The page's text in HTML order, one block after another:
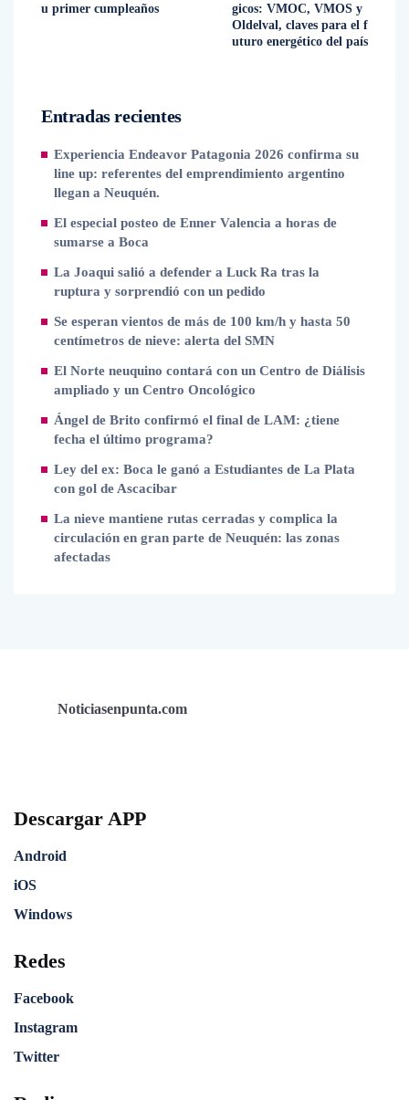
u primer cumpleaños
gicos: VMOC, VMOS y
Oldelval, claves para el f
uturo energético del país
Entradas recientes
Experiencia Endeavor Patagonia 2026 confirma su
line up: referentes del emprendimiento argentino
llegan a Neuquén.
El especial posteo de Enner Valencia a horas de
sumarse a Boca
La Joaqui salió a defender a Luck Ra tras la
ruptura y sorprendió con un pedido
Se esperan vientos de más de 100 km/h y hasta 50
centímetros de nieve: alerta del SMN
El Norte neuquino contará con un Centro de Diálisis
ampliado y un Centro Oncológico
Ángel de Brito confirmó el final de LAM: ¿tiene
fecha el último programa?
Ley del ex: Boca le ganó a Estudiantes de La Plata
con gol de Ascacibar
La nieve mantiene rutas cerradas y complica la
circulación en gran parte de Neuquén: las zonas
afectadas
Noticiasenpunta.com
Descargar APP
Android
iOS
Windows
Redes
Facebook
Instagram
Twitter